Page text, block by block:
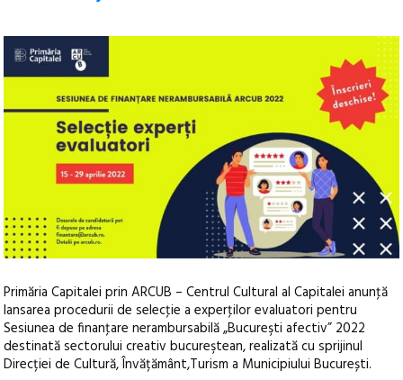
Primăria Capitalei prin ARCUB – Centrul Cultural al Capitalei anunţă
lansarea procedurii de selecţie a experţilor evaluatori pentru
Sesiunea de finanţare nerambursabilă „Bucureşti afectiv” 2022
destinată sectorului creativ bucureştean, realizată cu sprijinul
Direcției de Cultură, Învățământ,Turism a Municipiului București.